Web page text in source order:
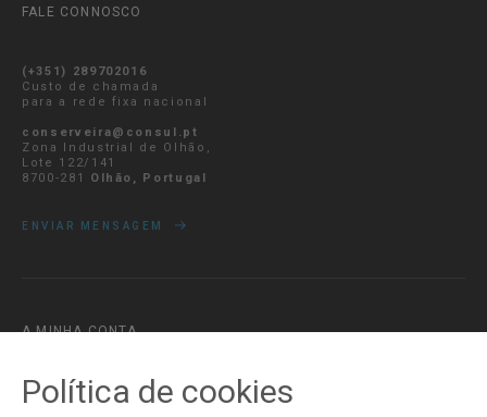
FALE CONNOSCO
(+351) 289702016
Custo de chamada
para a rede fixa nacional
conserveira@consul.pt
Zona Industrial de Olhão,
Lote 122/141
8700-281 Olhão, Portugal
ENVIAR MENSAGEM
A MINHA CONTA
Registo
Política de cookies